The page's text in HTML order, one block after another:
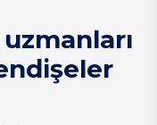
uzmanları